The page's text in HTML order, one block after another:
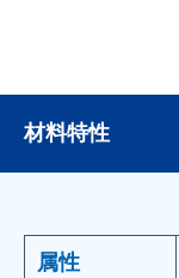
材料特性
属性